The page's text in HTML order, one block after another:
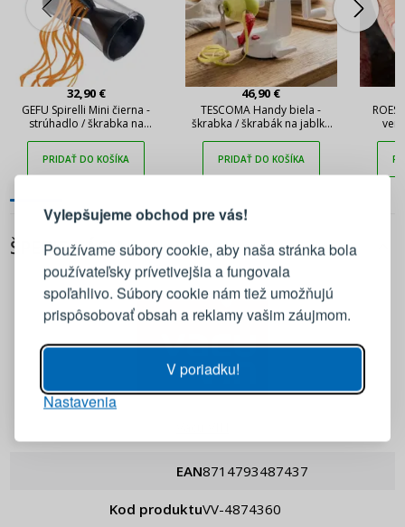
Vylepšujeme obchod pre vás!
Používame súbory cookie, aby naša stránka bola
používateľsky prívetivejšia a fungovala
spoľahlivo. Súbory cookie nám tiež umožňujú
prispôsobovať obsah a reklamy vašim záujmom.
V poriadku!
Nastavenia
32,90 €
GEFU Spirelli Mini čierna -
strúhadlo / škrabka na
ocele
PRIDAŤ DO KOŠÍKA
46,90 €
TESCOMA Handy biela -
škrabka / škrabák na jablká
PRIDAŤ DO KOŠÍKA
ŠPECIFIKÁCIA
EAN 8714793487437
Kod produktu VV-4874360
PRIHLÁSENIE REGISTRÁCIA
Prihláste sa k svojmu účtu
PRIHLÁSIŤ SA